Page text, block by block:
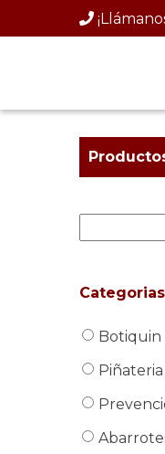
Categorias
Botiquin
Piñateria